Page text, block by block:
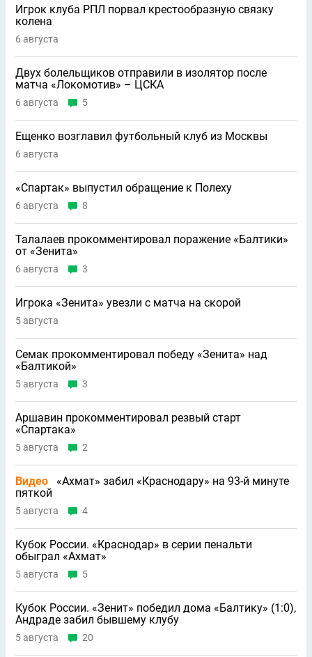
Игрок клуба РПЛ порвал крестообразную связку
колена
6 августа
Двух болельщиков отправили в изолятор после
матча «Локомотив» – ЦСКА
6 августа 5
Ещенко возглавил футбольный клуб из Москвы
6 августа
«Спартак» выпустил обращение к Полеху
6 августа 8
Талалаев прокомментировал поражение «Балтики»
от «Зенита»
6 августа 3
Игрока «Зенита» увезли с матча на скорой
5 августа
Семак прокомментировал победу «Зенита» над
«Балтикой»
5 августа 3
Аршавин прокомментировал резвый старт
«Спартака»
5 августа 2
Видео
«Ахмат» забил «Краснодару» на 93-й минуте
пяткой
5 августа 4
Кубок России. «Краснодар» в серии пенальти
обыграл «Ахмат»
5 августа 5
Кубок России. «Зенит» победил дома «Балтику» (1:0),
Андраде забил бывшему клубу
5 августа 20